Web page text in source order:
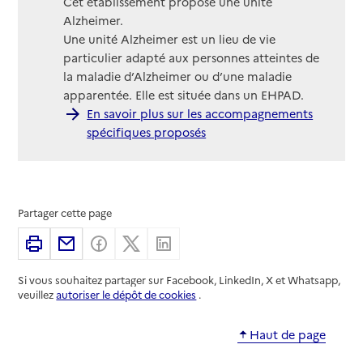
Alzheimer.
Une unité Alzheimer est un lieu de vie
particulier adapté aux personnes atteintes de
la maladie d’Alzheimer ou d’une maladie
apparentée. Elle est située dans un EHPAD.
En savoir plus sur les accompagnements
spécifiques proposés
Partager cette page
ImprimerPartager par email
Partager sur Facebook
Partager sur X
Si vous souhaitez partager sur Facebook, LinkedIn, X et Whatsapp,
veuillezautoriser le dépôt de cookies .
Haut de page